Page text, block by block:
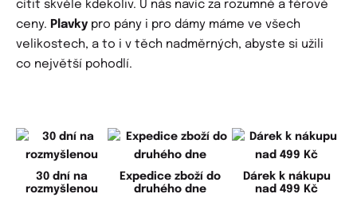
cítit skvěle kdekoliv. U nás navíc za rozumné a férové
ceny. Plavky pro pány i pro dámy máme ve všech
velikostech, a to i v těch nadměrných, abyste si užili
co největší pohodlí.
30 dní na
rozmyšlenou
Expedice zboží do
druhého dne
Dárek k nákupu
nad 499 Kč